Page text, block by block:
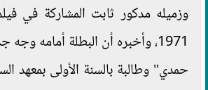
وزميله مدكور ثابت المشاركة في
1971، وأخبره أن البطلة أمامه
حمدي" وطالبة بالسنة الأولى بمعهد